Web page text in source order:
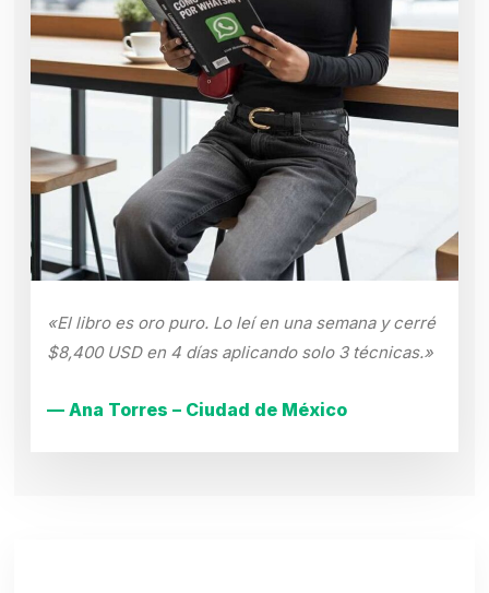
«El libro es oro puro. Lo leí en una semana y cerré
$8,400 USD en 4 días aplicando solo 3 técnicas.»
— Ana Torres – Ciudad de México